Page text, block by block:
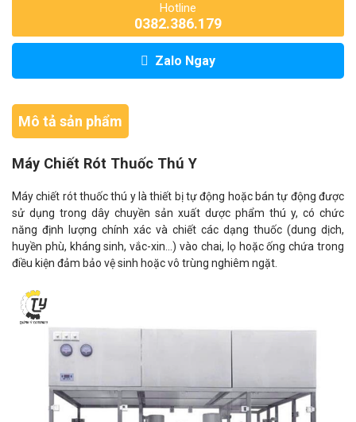
Hotline
0382.386.179
Zalo Ngay
Mô tả sản phẩm
Máy Chiết Rót Thuốc Thú Y
Máy chiết rót thuốc thú y là thiết bị tự động hoặc bán tự động được
sử dụng trong dây chuyền sản xuất dược phẩm thú y, có chức
năng định lượng chính xác và chiết các dạng thuốc (dung dịch,
huyền phù, kháng sinh, vắc-xin…) vào chai, lọ hoặc ống chứa trong
điều kiện đảm bảo vệ sinh hoặc vô trùng nghiêm ngặt.